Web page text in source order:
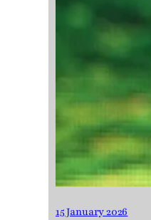
15 January 2026